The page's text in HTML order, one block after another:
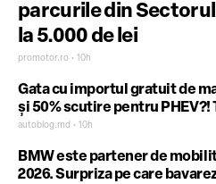
parcurile din Sectorul
la 5.000 de lei
promotor.ro • 10h
Gata cu importul gratuit de
și 50% scutire pentru PHEV?!
prevăzute pentru 2027
autoblog.md • 10h
BMW este partener de
2026. Surpriza pe care